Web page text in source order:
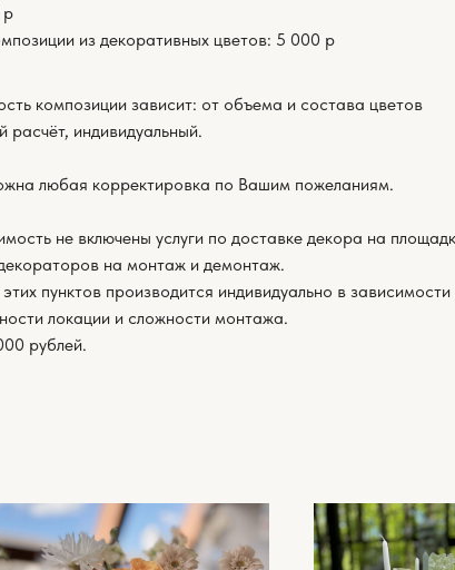
р
из декоративных цветов: 5 000 р
композиции зависит: от объема и состава цветов
расчёт, индивидуальный.
любая корректировка по Вашим пожеланиям.
не включены услуги по доставке декора на
на монтаж и демонтаж.
этих пунктов производится индивидуально в зависимости
локации и сложности монтажа.
рублей.